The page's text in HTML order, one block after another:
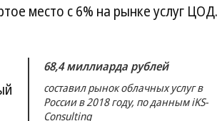
место с 6% на рынке услуг ЦОД.
68,4 миллиарда рублей
составил рынок облачных услуг в
России в 2018 году, по данным iKS-
Consulting